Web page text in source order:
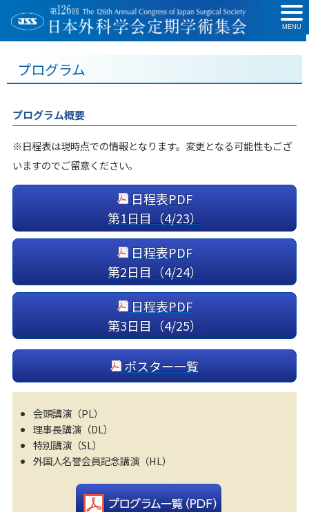
MENU
プログラム
プログラム概要
※日程表は現時点での情報となります。変更となる可能性もござ
いますのでご留意ください。
日程表PDF
第1日目（4/23）
日程表PDF
第2日目（4/24）
日程表PDF
第3日目（4/25）
ポスター一覧
会頭講演（PL）
理事長講演（DL）
特別講演（SL）
外国人名誉会員記念講演（HL）